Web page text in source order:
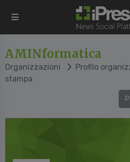
AMINformatica
Organizzazioni Profilo
stampa